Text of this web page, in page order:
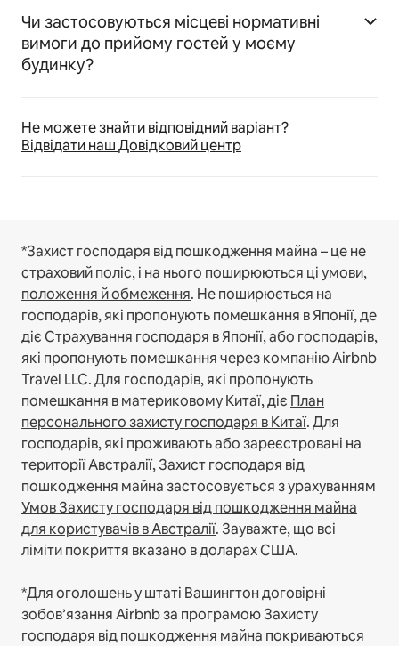
Чи застосовуються місцеві нормативні
вимоги до прийому гостей у моєму
будинку?
Не можете знайти відповідний варіант?
Відвідати наш Довідковий центр
*Захист господаря від пошкодження майна – це не
страховий поліс, і на нього поширюються ціумови,
положення й обмеження. Не поширюється на
господарів, які пропонують помешкання в Японії, де
дієСтрахування господаря в Японії, або господарів,
які пропонують помешкання через компанію Airbnb
Travel LLC.Для господарів, які пропонують
помешкання в материковому Китаї, діє План
персонального захисту господаря в Китаї.Для
господарів, які проживають або зареєстровані на
території Австралії, Захист господаря від
пошкодження майна застосовується з урахуванням
Умов Захисту господаря від пошкодження майна
для користувачів в Австралії. Зауважте, що всі
ліміти покриття вказано в доларах США.
*Для оголошень у штаті Вашингтон договірні
зобов’язання Airbnb за програмою Захисту
господаря від пошкодження майна покриваються